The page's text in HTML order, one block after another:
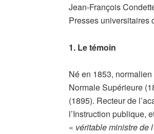
Jean-François
Presses universitaires
1. Le témoin
Né en 1853,
Normale Supérieure
(1895). Recteur de
l’Instruction publique,
« véritable ministre de